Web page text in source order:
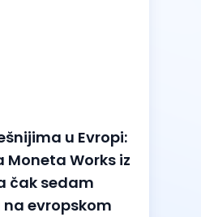
u Evropi:
Works iz
čak sedam
evropskom